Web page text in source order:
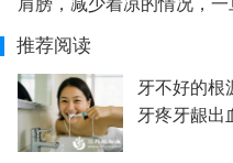
肩膀，减少着凉的情况，
推荐阅读
牙不好的根
牙疼牙龈出